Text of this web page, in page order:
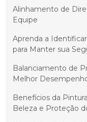
Alinhamento de
Equipe
Aprenda a
para Manter sua
Balanciamento de
Melhor
Benefícios da
Beleza e Proteção